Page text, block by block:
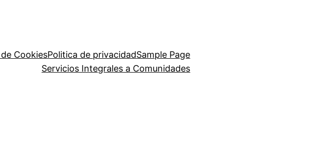
CookiesPolitica de privacidadSample Page
Servicios Integrales a Comunidades